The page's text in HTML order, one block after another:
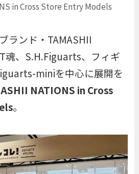
in Cross Store Entry Models
ランド・TAMASHII
魂、S.H.Figuarts、フィギ
miniを中心に展開を
NATIONS in Cross
。